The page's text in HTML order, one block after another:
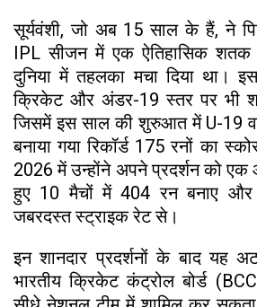
सूर्यवंशी, जो अब 15 साल के हैं, ने
IPL सीजन में एक ऐतिहासिक
दुनिया में तहलका मचा दिया था।
क्रिकेट और अंडर-19 स्तर पर भी
जिसमें इस साल की शुरुआत में U-19
बनाया गया रिकॉर्ड 175 रनों का
2026 में उन्होंने अपने प्रदर्शन को
हुए 10 मैचों में 404 रन बनाए
जबरदस्त स्ट्राइक रेट से।
इन शानदार प्रदर्शनों के बाद यह
भारतीय क्रिकेट कंट्रोल बोर्ड